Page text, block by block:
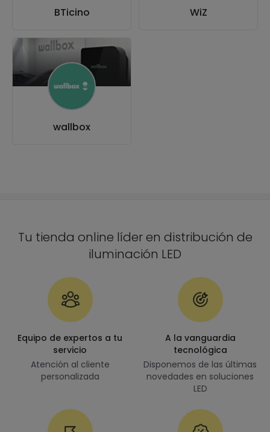
BTicino WiZ
wallbox
Tu tienda online líder en distribución de
iluminación LED
Equipo de expertos a tu
servicio
Atención al cliente
personalizada
A la vanguardia
tecnológica
Disponemos de las últimas
novedades en soluciones
LED